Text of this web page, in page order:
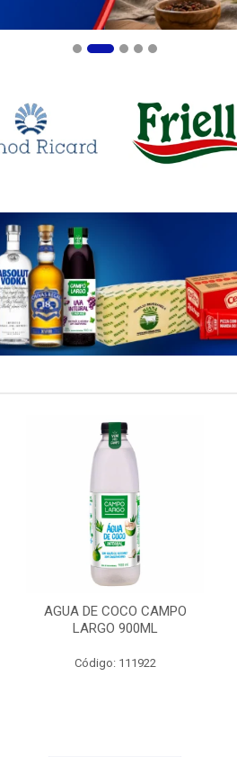
AGUA DE COCO CAMPO
LARGO 900ML
Código: 111922